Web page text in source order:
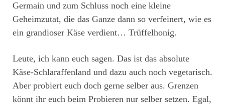
Germain und zum Schluss noch eine kleine
Geheimzutat, die das Ganze dann so verfeinert, wie es
ein grandioser Käse verdient… Trüffelhonig.
Leute, ich kann euch sagen. Das ist das absolute
Käse-Schlaraffenland und dazu auch noch vegetarisch.
Aber probiert euch doch gerne selber aus. Grenzen
könnt ihr euch beim Probieren nur selber setzen. Egal,